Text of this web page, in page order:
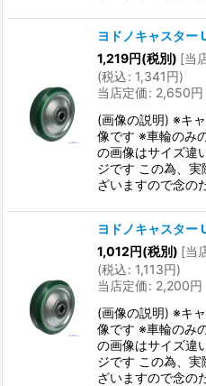
ヨドノキャスター
1,219円(税別) [当
(税込: 1,341円)
当店定価: 2,650円
(画像の説明) ※キ
像です ※車輪のみ
の画像はサイズ違
ジです この為、
ざいますので念の
ヨドノキャスター
1,012円(税別) [当
(税込: 1,113円)
当店定価: 2,200円
(画像の説明) ※キ
像です ※車輪のみ
の画像はサイズ違
ジです この為、
ざいますので念の